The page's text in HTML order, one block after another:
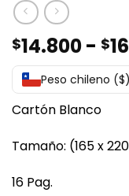
$14.800- $
Peso chileno
Cartón Blanco
Tamaño: (165 x
16 Pag.